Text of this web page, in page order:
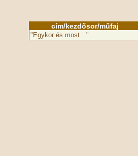
cím/kezdősor/műfaj
"Egykor és most…"